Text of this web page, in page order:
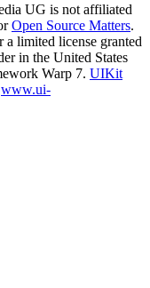
UG is not affiliated
Open Source Matters.
limited license granted
in the United States
Warp 7. UIKit
www.ui-